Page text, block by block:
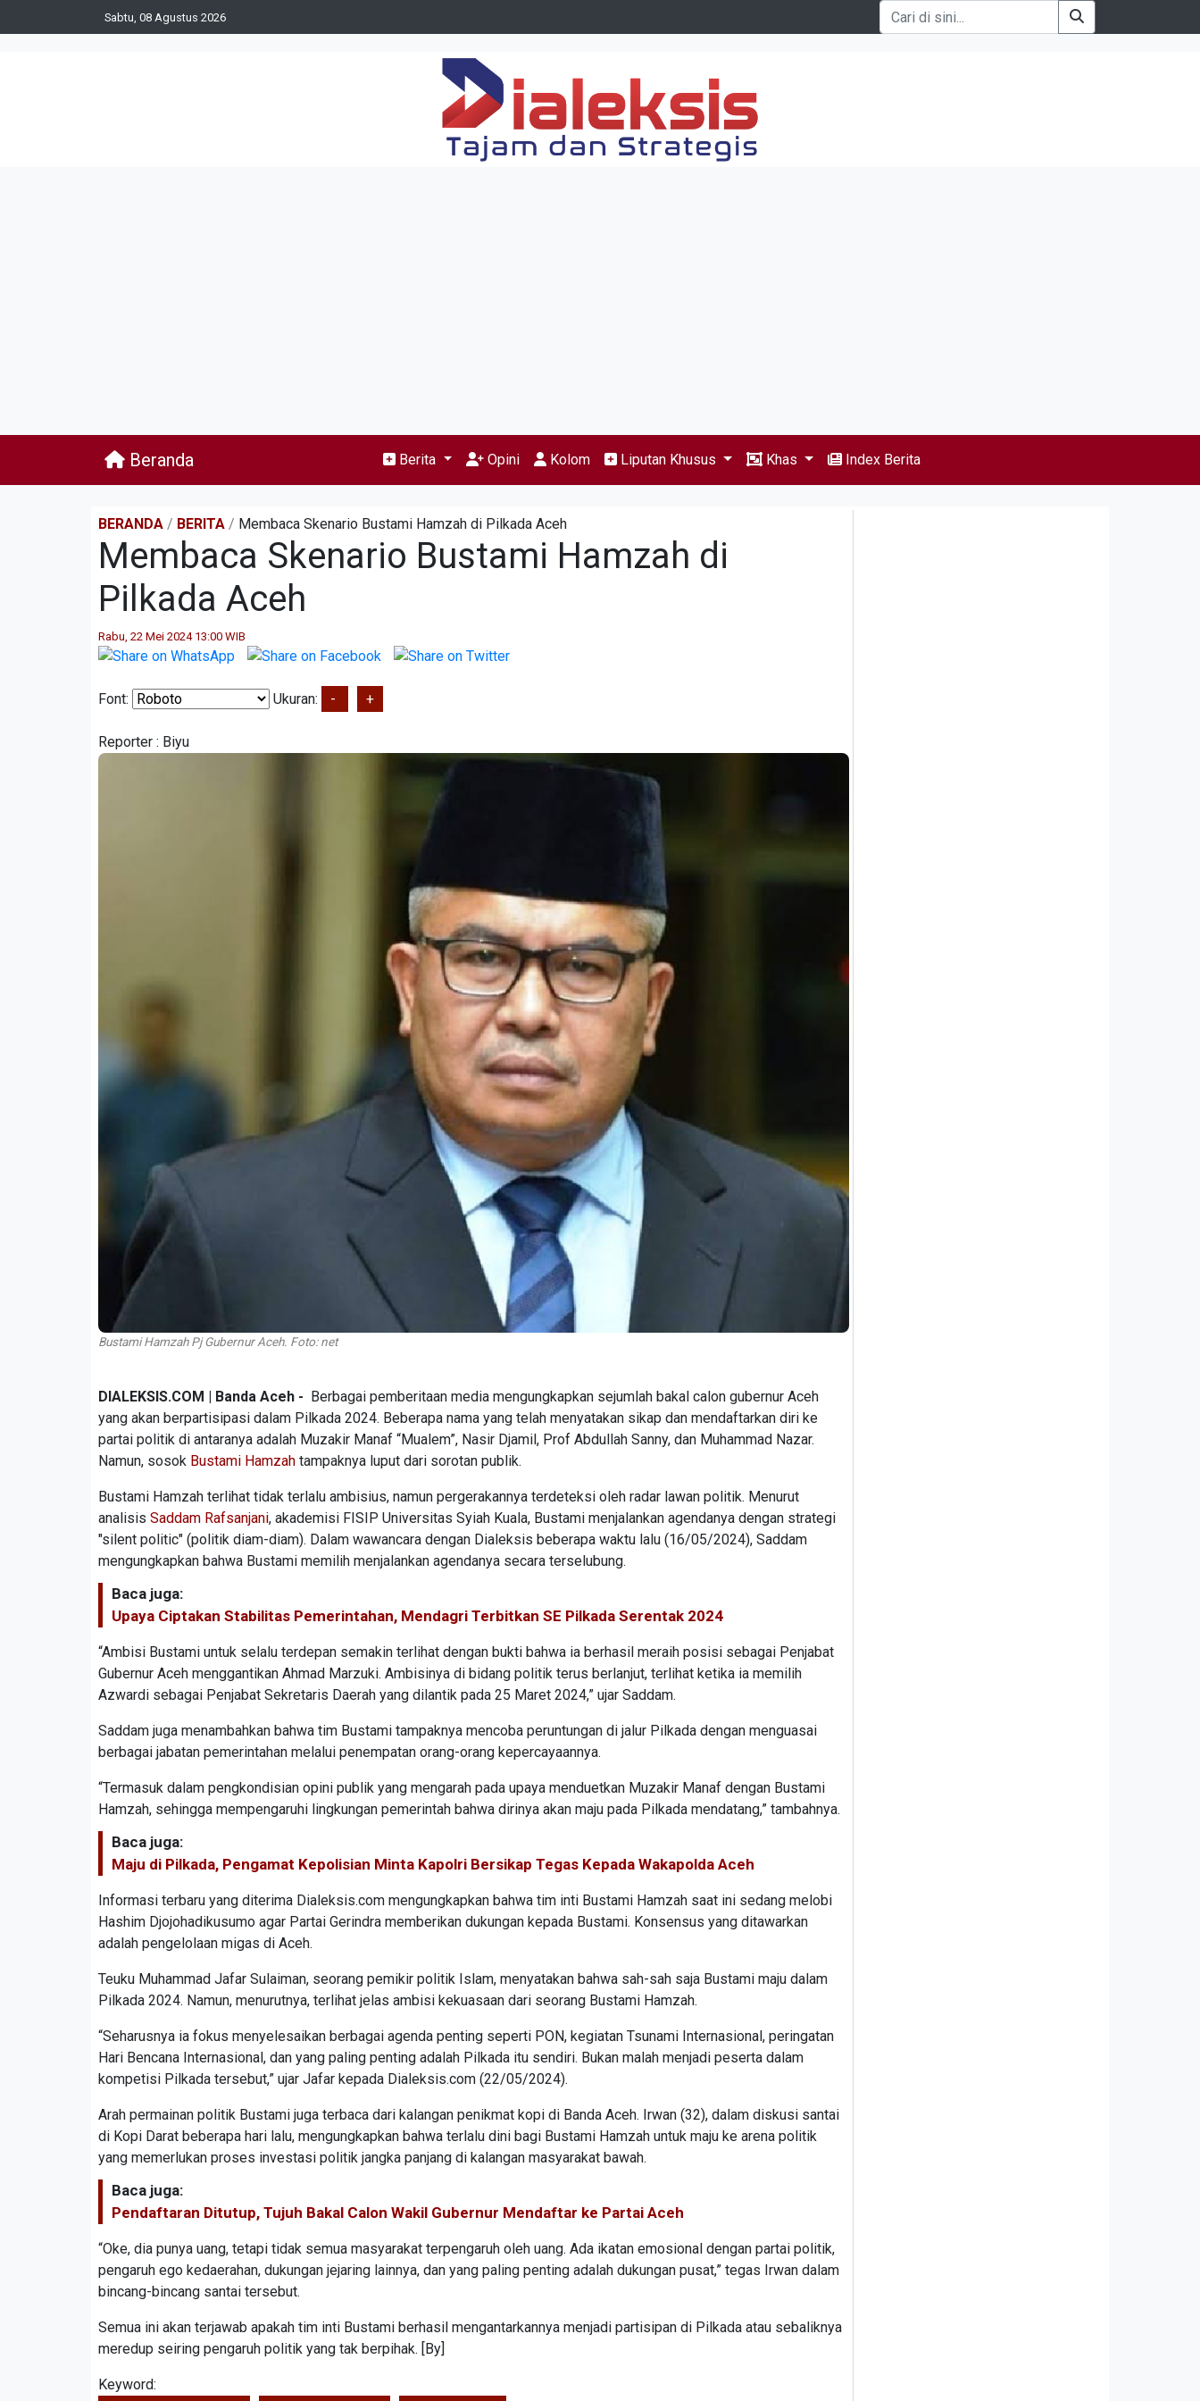
Sabtu, 08 Agustus 2026
Beranda Berita Opini Kolom Liputan Khusus Khas Index Berita
BERANDA / BERITA / Membaca Skenario Bustami Hamzah di Pilkada Aceh
Membaca Skenario Bustami Hamzah di
Pilkada Aceh
Rabu, 22 Mei 2024 13:00 WIB
Font: Ukuran: - +
Reporter : Biyu
Bustami Hamzah Pj Gubernur Aceh. Foto: net
DIALEKSIS.COM | Banda Aceh -
Berbagai pemberitaan media mengungkapkan sejumlah bakal calon gubernur Aceh
yang akan berpartisipasi dalam Pilkada 2024. Beberapa nama yang telah menyatakan sikap dan mendaftarkan diri ke
partai politik di antaranya adalah Muzakir Manaf “Mualem”, Nasir Djamil, Prof Abdullah Sanny, dan Muhammad Nazar.
Namun, sosok Bustami Hamzah tampaknya luput dari sorotan publik.
Bustami Hamzah terlihat tidak terlalu ambisius, namun pergerakannya terdeteksi oleh radar lawan politik. Menurut
analisis Saddam Rafsanjani, akademisi FISIP Universitas Syiah Kuala, Bustami menjalankan agendanya dengan strategi
"silent politic" (politik diam-diam). Dalam wawancara dengan Dialeksis beberapa waktu lalu (16/05/2024), Saddam
mengungkapkan bahwa Bustami memilih menjalankan agendanya secara terselubung.
Baca juga:
Upaya Ciptakan Stabilitas Pemerintahan, Mendagri Terbitkan SE Pilkada Serentak 2024
“Ambisi Bustami untuk selalu terdepan semakin terlihat dengan bukti bahwa ia berhasil meraih posisi sebagai Penjabat
Gubernur Aceh menggantikan Ahmad Marzuki. Ambisinya di bidang politik terus berlanjut, terlihat ketika ia memilih
Azwardi sebagai Penjabat Sekretaris Daerah yang dilantik pada 25 Maret 2024,” ujar Saddam.
Saddam juga menambahkan bahwa tim Bustami tampaknya mencoba peruntungan di jalur Pilkada dengan menguasai
berbagai jabatan pemerintahan melalui penempatan orang-orang kepercayaannya.
“Termasuk dalam pengkondisian opini publik yang mengarah pada upaya menduetkan Muzakir Manaf dengan Bustami
Hamzah, sehingga mempengaruhi lingkungan pemerintah bahwa dirinya akan maju pada Pilkada mendatang,” tambahnya.
Baca juga:
Maju di Pilkada, Pengamat Kepolisian Minta Kapolri Bersikap Tegas Kepada Wakapolda Aceh
Informasi terbaru yang diterima Dialeksis.com mengungkapkan bahwa tim inti Bustami Hamzah saat ini sedang melobi
Hashim Djojohadikusumo agar Partai Gerindra memberikan dukungan kepada Bustami. Konsensus yang ditawarkan
adalah pengelolaan migas di Aceh.
Teuku Muhammad Jafar Sulaiman, seorang pemikir politik Islam, menyatakan bahwa sah-sah saja Bustami maju dalam
Pilkada 2024. Namun, menurutnya, terlihat jelas ambisi kekuasaan dari seorang Bustami Hamzah.
“Seharusnya ia fokus menyelesaikan berbagai agenda penting seperti PON, kegiatan Tsunami Internasional, peringatan
Hari Bencana Internasional, dan yang paling penting adalah Pilkada itu sendiri. Bukan malah menjadi peserta dalam
kompetisi Pilkada tersebut,” ujar Jafar kepada Dialeksis.com (22/05/2024).
Arah permainan politik Bustami juga terbaca dari kalangan penikmat kopi di Banda Aceh. Irwan (32), dalam diskusi santai
di Kopi Darat beberapa hari lalu, mengungkapkan bahwa terlalu dini bagi Bustami Hamzah untuk maju ke arena politik
yang memerlukan proses investasi politik jangka panjang di kalangan masyarakat bawah.
Baca juga:
Pendaftaran Ditutup, Tujuh Bakal Calon Wakil Gubernur Mendaftar ke Partai Aceh
“Oke, dia punya uang, tetapi tidak semua masyarakat terpengaruh oleh uang. Ada ikatan emosional dengan partai politik,
pengaruh ego kedaerahan, dukungan jejaring lainnya, dan yang paling penting adalah dukungan pusat,” tegas Irwan dalam
bincang-bincang santai tersebut.
Semua ini akan terjawab apakah tim inti Bustami berhasil mengantarkannya menjadi partisipan di Pilkada atau sebaliknya
meredup seiring pengaruh politik yang tak berpihak. [By]
Keyword: